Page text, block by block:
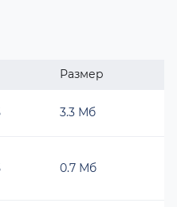
Размер
3.3 Мб
0.7 Мб